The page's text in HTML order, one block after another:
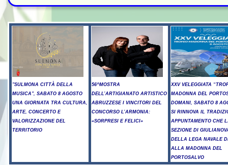
"SULMONA CITTÀ DELLA
MUSICA", SABATO 8 AGOSTO
UNA GIORNATA TRA CULTURA,
ARTE, CONCERTO E
VALORIZZAZIONE DEL
TERRITORIO
56^MOSTRA
DELL’ARTIGIANATO ARTISTICO
ABRUZZESE I VINCITORI DEL
CONCORSO L’ARMONIA:
«SORPRESI E FELICI»
XXV VELEGGIATA
MADONNA DEL
DOMANI, SABATO 8
SI RINNOVA IL
APPUNTAMENTO CHE
SEZIONE DI
DELLA LEGA NAVALE
ALLA MADONNA DEL
PORTOSALVO